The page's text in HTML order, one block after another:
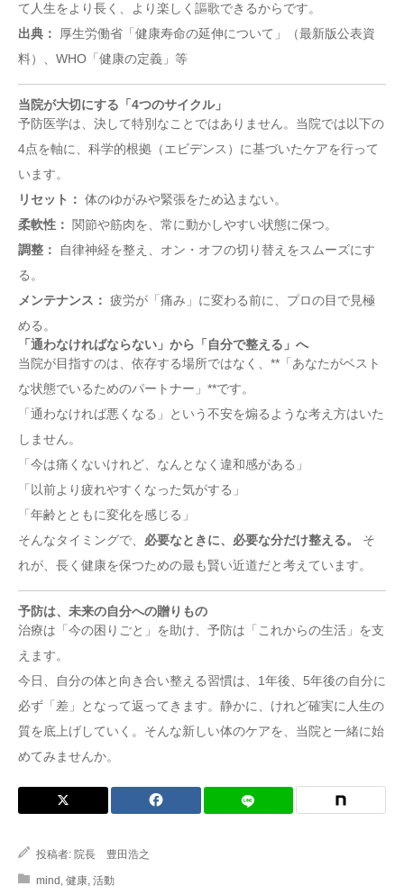
て人生をより長く、より楽しく謳歌できるからです。
出典：
厚生労働省「健康寿命の延伸について」（最新版公表資
料）、WHO「健康の定義」等
当院が大切にする「4つのサイクル」
予防医学は、決して特別なことではありません。当院では以下の
4点を軸に、科学的根拠（エビデンス）に基づいたケアを行って
います。
リセット： 体のゆがみや緊張をため込まない。
柔軟性：
関節や筋肉を、常に動かしやすい状態に保つ。
調整：
自律神経を整え、オン・オフの切り替えをスムーズにす
る。
メンテナンス： 疲労が「痛み」に変わる前に、プロの目で見極
める。
「通わなければならない」から「自分で整える」へ
当院が目指すのは、依存する場所ではなく、**「あなたがベスト
な状態でいるためのパートナー」**です。
「通わなければ悪くなる」という不安を煽るような考え方はいた
しません。
「今は痛くないけれど、なんとなく違和感がある」
「以前より疲れやすくなった気がする」
「年齢とともに変化を感じる」
そんなタイミングで、 必要なときに、必要な分だけ整える。
そ
れが、長く健康を保つための最も賢い近道だと考えています。
予防は、未来の自分への贈りもの
治療は「今の困りごと」を助け、予防は「これからの生活」を支
えます。
今日、自分の体と向き合い整える習慣は、1年後、5年後の自分に
必ず「差」となって返ってきます。静かに、けれど確実に人生の
質を底上げしていく。そんな新しい体のケアを、当院と一緒に始
めてみませんか。
投稿者: 院長 豊田浩之
mind , 健康, 活動